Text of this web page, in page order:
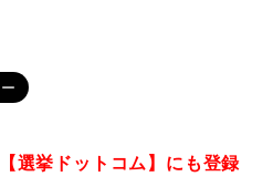
選挙ドットコム】にも登録